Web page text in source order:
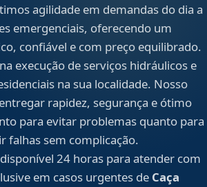
agilidade em demandas do dia a
emergenciais, oferecendo um
confiável e com preço equilibrado.
execução de serviços hidráulicos e
na sua localidade. Nosso
rapidez, segurança e ótimo
para evitar problemas quanto para
falhas sem complicação.
24 horas para atender com
em casos urgentes de Caça